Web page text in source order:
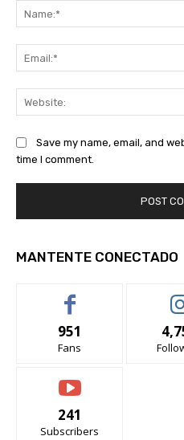
Save my name, email, and
time I comment.
MANTENTE CONECTADO
951
Fans
241
Subscribers